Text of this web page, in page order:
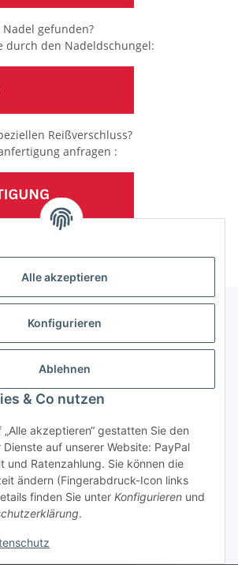
Alle akzeptieren
Konfigurieren
Ablehnen
& Co nutzen
akzeptieren“ gestatten Sie den
auf unserer Website: PayPal
und Ratenzahlung. Sie können die
ändern (Fingerabdruck-Icon links
finden Sie unter Konfigurieren und
.
gefunden?
durch den Nadeldschungel:
Reißverschluss?
anfragen :
Stück je Länge und Farbe)
Vertrag widerrufen
USt., zzgl.